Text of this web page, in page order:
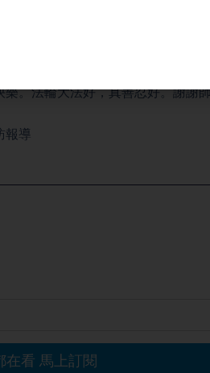
尊。恭祝師尊生日快樂。」
我非常感謝尊敬的師父，恭祝師父
。法輪大法好，真善忍好。謝謝
報導